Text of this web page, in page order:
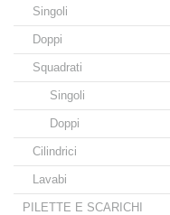
Singoli
Doppi
Squadrati
Singoli
Doppi
Cilindrici
Lavabi
PILETTE E SCARICHI